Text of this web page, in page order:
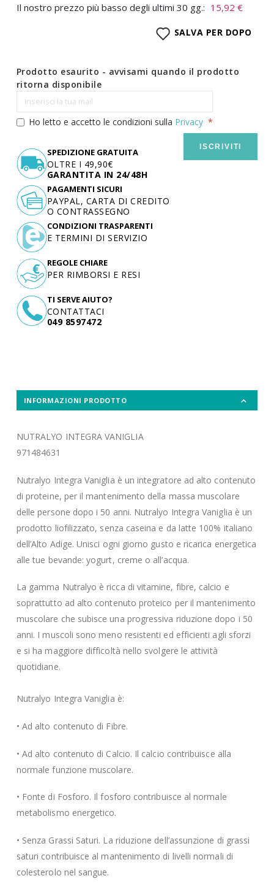
Il nostro prezzo più basso degli ultimi 30 gg.: 15,92 €
SALVA PER DOPO
Prodotto esaurito - avvisami quando il prodotto
ritorna disponibile
Ho letto e accetto le condizioni sulla Privacy
ISCRIVITI
SPEDIZIONE GRATUITA
OLTRE I 49,90€
GARANTITA IN 24/48H
TI SERVE AIUTO?
CONTATTACI
049 8597472
PAGAMENTI SICURI
PAYPAL, CARTA DI CREDITO
O CONTRASSEGNO
CONDIZIONI TRASPARENTI
E TERMINI DI SERVIZIO
REGOLE CHIARE
PER RIMBORSI E RESI
INFORMAZIONI PRODOTTO
NUTRALYO INTEGRA VANIGLIA
971484631
Nutralyo Integra Vaniglia è un integratore ad alto contenuto
di proteine, per il mantenimento della massa muscolare
delle persone dopo i 50 anni. Nutralyo Integra Vaniglia è un
prodotto liofilizzato, senza caseina e da latte 100% italiano
dell’Alto Adige. Unisci ogni giorno gusto e ricarica energetica
alle tue bevande: yogurt, creme o all’acqua.
La gamma Nutralyo è ricca di vitamine, fibre, calcio e
soprattutto ad alto contenuto proteico per il mantenimento
muscolare che subisce una progressiva riduzione dopo i 50
anni. I muscoli sono meno resistenti ed efficienti agli sforzi
e si ha maggiore difficoltà nello svolgere le attività
quotidiane.
Nutralyo Integra Vaniglia è:
• Ad alto contenuto di Fibre.
• Ad alto contenuto di Calcio. Il calcio contribuisce alla
normale funzione muscolare.
• Fonte di Fosforo. Il fosforo contribuisce al normale
metabolismo energetico.
• Senza Grassi Saturi. La riduzione dell’assunzione di grassi
saturi contribuisce al mantenimento di livelli normali di
colesterolo nel sangue.